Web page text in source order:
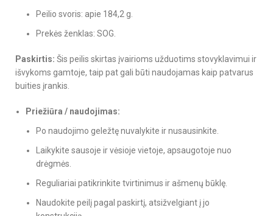
Peilio svoris: apie 184,2 g.
Prekės ženklas: SOG.
Paskirtis: Šis peilis skirtas įvairioms užduotims stovyklavimui ir
išvykoms gamtoje, taip pat gali būti naudojamas kaip patvarus
buities įrankis.
Priežiūra / naudojimas:
Po naudojimo geležtę nuvalykite ir nusausinkite.
Laikykite sausoje ir vėsioje vietoje, apsaugotoje nuo
drėgmės.
Reguliariai patikrinkite tvirtinimus ir ašmenų būklę.
Naudokite peilį pagal paskirtį, atsižvelgiant į jo